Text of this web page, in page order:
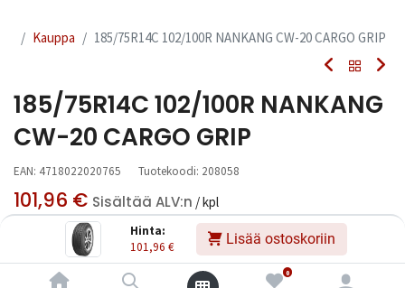
Hinta:
101,96 € Lisää ostoskoriin
0
Kauppa 185/75R14C 102/100R NANKANG CW-20 CARGO GRIP
185/75R14C 102/100R NANKANG
CW-20 CARGO GRIP
EAN: 4718022020765 Tuotekoodi: 208058
101,96 € Sisältää ALV:n / kpl
Toimittajilla (kotimaa): Saatavilla
Toimitusaika:
3 arkipäivää